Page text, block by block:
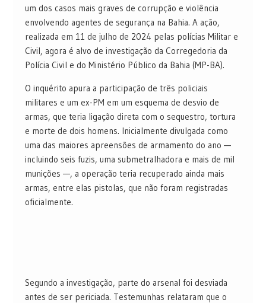
um dos casos mais graves de corrupção e violência
envolvendo agentes de segurança na Bahia. A ação,
realizada em 11 de julho de 2024 pelas polícias Militar e
Civil, agora é alvo de investigação da Corregedoria da
Polícia Civil e do Ministério Público da Bahia (MP-BA).
O inquérito apura a participação de três policiais
militares e um ex-PM em um esquema de desvio de
armas, que teria ligação direta com o sequestro, tortura
e morte de dois homens. Inicialmente divulgada como
uma das maiores apreensões de armamento do ano —
incluindo seis fuzis, uma submetralhadora e mais de mil
munições —, a operação teria recuperado ainda mais
armas, entre elas pistolas, que não foram registradas
oficialmente.
Segundo a investigação, parte do arsenal foi desviada
antes de ser periciada. Testemunhas relataram que o